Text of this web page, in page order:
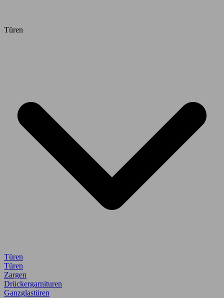
Türen
Türen
Türen
Zargen
Drückergarnituren
Ganzglastüren